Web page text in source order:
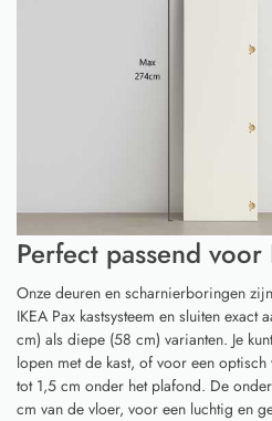
Perfect passend voor
Onze deuren en scharnierboringen
IKEA Pax kastsysteem en sluiten
cm) als diepe (58 cm) varianten. Je
lopen met de kast, of voor een
tot 1,5 cm onder het plafond. De
cm van de vloer, voor een luchtig en